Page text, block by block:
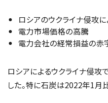
ロシアのウクライナ侵攻
電力市場価格の高騰
電力会社の経常損益の赤
ロシアによるウクライナ侵攻
した。特に石炭は2022年1月